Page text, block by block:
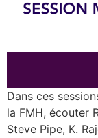
Dans ces
la FMH, écouter
Steve Pipe, K.